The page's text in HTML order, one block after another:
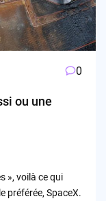
0
ou une
», voilà ce qui
préférée, SpaceX.